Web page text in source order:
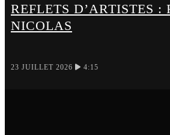
REFLETS D’ARTISTES :
NICOLAS
23 JUILLET 2026 4:15